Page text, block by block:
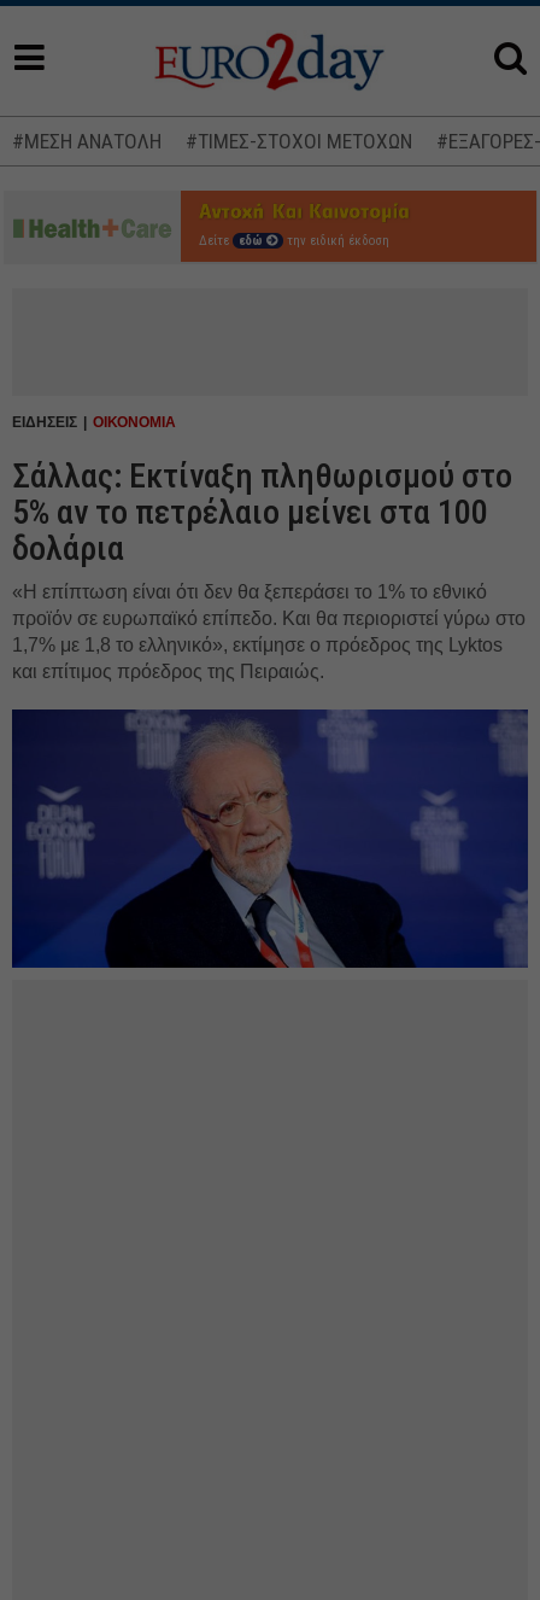
#ΜΕΣΗ ΑΝΑΤΟΛΗ #ΤΙΜΕΣ-ΣΤΟΧΟΙ ΜΕΤΟΧΩΝ
Δείτε εδώ την ειδική έκδοση
ΕΙΔΗΣΕΙΣ ΟΙΚΟΝΟΜΙΑ
Σάλλας: Εκτίναξη πληθωρισμού στο
5% αν το πετρέλαιο μείνει στα 100
δολάρια
«Η επίπτωση είναι ότι δεν θα ξεπεράσει το 1% το εθνικό
προϊόν σε ευρωπαϊκό επίπεδο. Και θα περιοριστεί γύρω στο
1,7% με 1,8 το ελληνικό», εκτίμησε ο πρόεδρος της Lyktos
και επίτιμος πρόεδρος της Πειραιώς.